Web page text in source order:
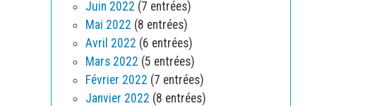
Juin 2022 (7 entrées)
Mai 2022 (8 entrées)
Avril 2022 (6 entrées)
Mars 2022 (5 entrées)
Février 2022 (7 entrées)
Janvier 2022 (8 entrées)